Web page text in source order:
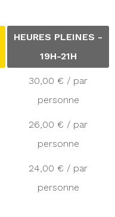
HEURES PLEINES -
19H-21H
30,00 € / par
personne
26,00 € / par
personne
24,00 € / par
personne